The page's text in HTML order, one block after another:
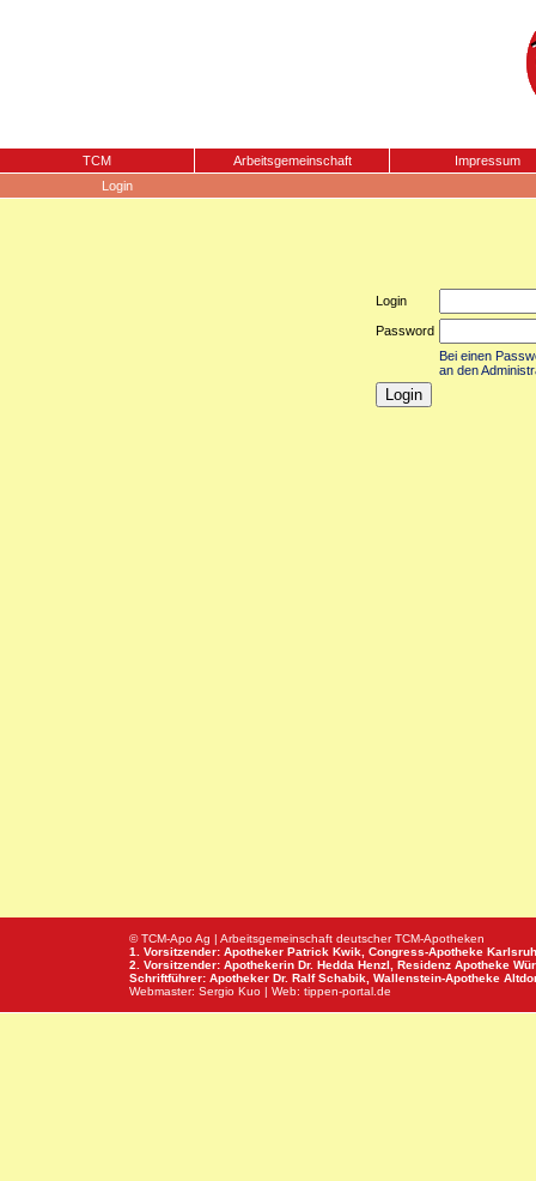
TCM Arbeitsgemeinschaft
Impressum
Login
Login
Password
Bei einen
an den
© TCM-Apo Ag | Arbeitsgemeinschaft deutscher TCM-Apotheken
1. Vorsitzender: Apotheker Patrick Kwik, Congress-Apotheke
2. Vorsitzender: Apothekerin Dr. Hedda Henzl, Residenz Apotheke
Schriftführer: Apotheker Dr. Ralf Schabik, Wallenstein-Apotheke
Webmaster: Sergio Kuo | Web: tippen-portal.de